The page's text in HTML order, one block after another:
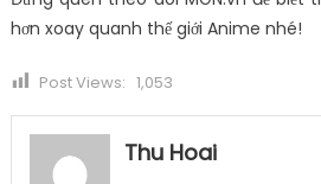
hơn xoay quanh thế giới Anime nhé!
Post Views: 1,053
Thu Hoai